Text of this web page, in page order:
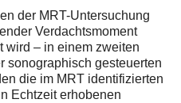
der MRT-Untersuchung
Verdachtsmoment
wird – in einem zweiten
sonographisch gesteuerten
die im MRT identifizierten
Echtzeit erhobenen